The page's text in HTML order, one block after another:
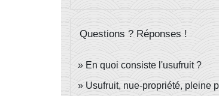
Questions ? Réponses !
En quoi consiste l'usufruit ?
Usufruit, nue-propriété, pleine